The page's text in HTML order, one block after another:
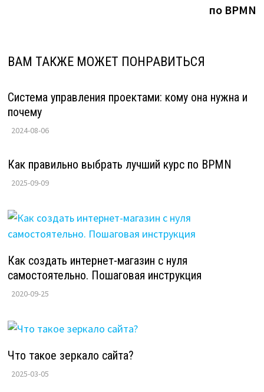
по BPMN
ВАМ ТАКЖЕ МОЖЕТ ПОНРАВИТЬСЯ
Система управления проектами: кому она нужна и
почему
2024-08-06
Как правильно выбрать лучший курс по BPMN
2025-09-09
Как создать интернет-магазин с нуля
самостоятельно. Пошаговая инструкция
2020-09-25
Что такое зеркало сайта?
2025-03-05